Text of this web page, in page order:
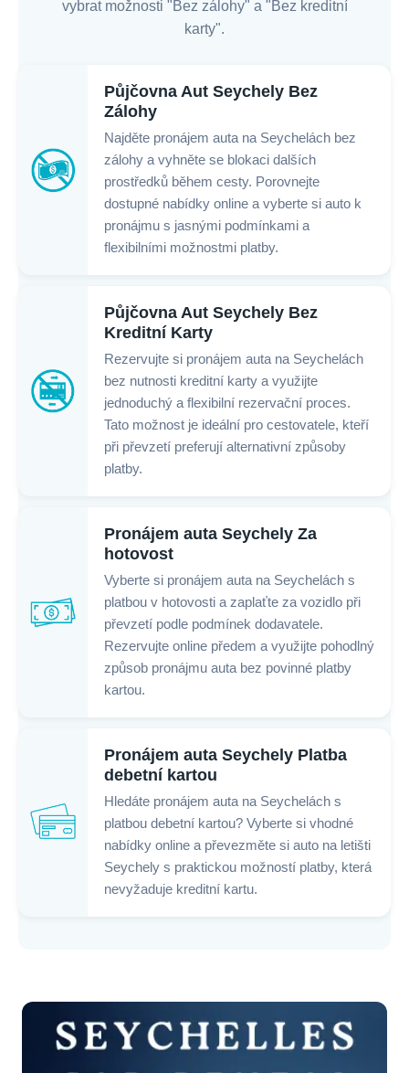
vybrat možnosti "Bez zálohy" a "Bez kreditní
karty".
Půjčovna Aut Seychely Bez
Zálohy
Najděte pronájem auta na Seychelách bez
zálohy a vyhněte se blokaci dalších
prostředků během cesty. Porovnejte
dostupné nabídky online a vyberte si auto k
pronájmu s jasnými podmínkami a
flexibilními možnostmi platby.
Půjčovna Aut Seychely Bez
Kreditní Karty
Rezervujte si pronájem auta na Seychelách
bez nutnosti kreditní karty a využijte
jednoduchý a flexibilní rezervační proces.
Tato možnost je ideální pro cestovatele, kteří
při převzetí preferují alternativní způsoby
platby.
Pronájem auta Seychely Za
hotovost
Vyberte si pronájem auta na Seychelách s
platbou v hotovosti a zaplaťte za vozidlo při
převzetí podle podmínek dodavatele.
Rezervujte online předem a využijte pohodlný
způsob pronájmu auta bez povinné platby
kartou.
Pronájem auta Seychely Platba
debetní kartou
Hledáte pronájem auta na Seychelách s
platbou debetní kartou? Vyberte si vhodné
nabídky online a převezměte si auto na letišti
Seychely s praktickou možností platby, která
nevyžaduje kreditní kartu.